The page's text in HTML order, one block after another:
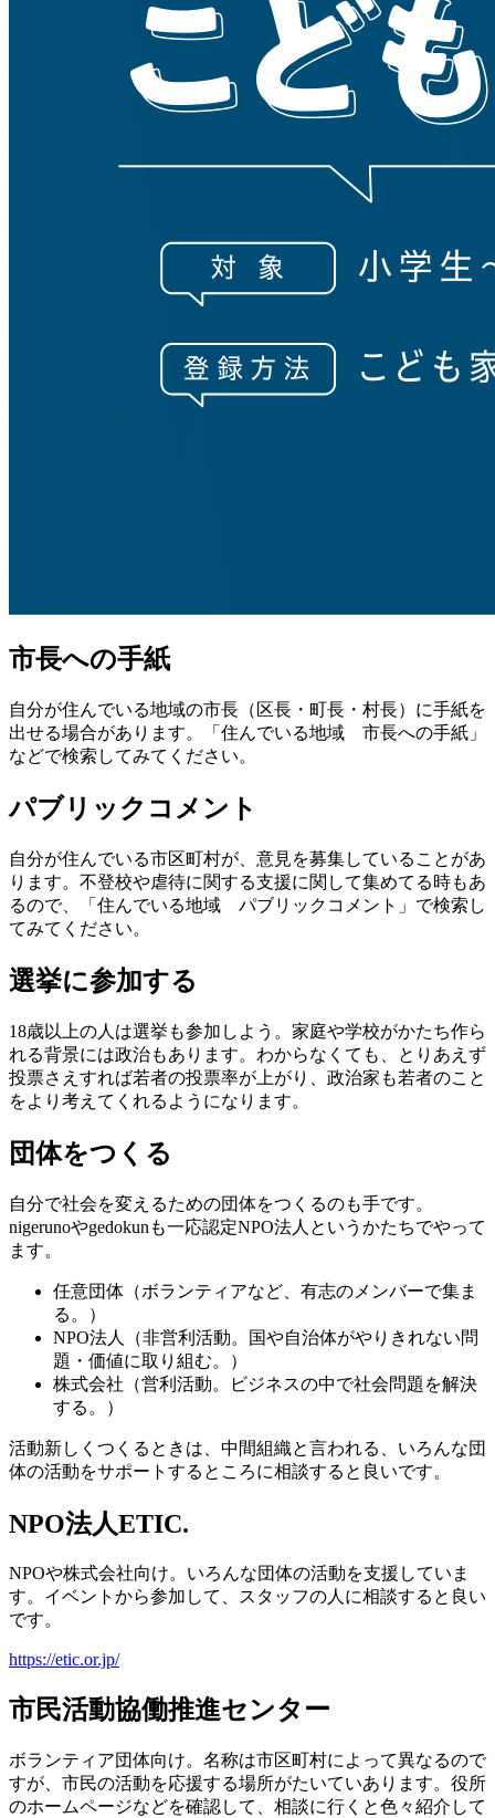
市長への手紙
自分が住んでいる地域の市長（区長・町長・村長）に手紙を
出せる場合があります。「住んでいる地域 市長への手紙」
などで検索してみてください。
パブリックコメント
自分が住んでいる市区町村が、意見を募集していることがあ
ります。不登校や虐待に関する支援に関して集めてる時もあ
るので、「住んでいる地域 パブリックコメント」で検索し
てみてください。
選挙に参加する
18歳以上の人は選挙も参加しよう。家庭や学校がかたち作ら
れる背景には政治もあります。わからなくても、とりあえず
投票さえすれば若者の投票率が上がり、政治家も若者のこと
をより考えてくれるようになります。
団体をつくる
自分で社会を変えるための団体をつくるのも手です。
nigerunoやgedokunも一応認定NPO法人というかたちでやって
ます。
任意団体（ボランティアなど、有志のメンバーで集ま
る。）
NPO法人（非営利活動。国や自治体がやりきれない問
題・価値に取り組む。）
株式会社（営利活動。ビジネスの中で社会問題を解決
する。）
活動新しくつくるときは、中間組織と言われる、いろんな団
体の活動をサポートするところに相談すると良いです。
NPO法人ETIC.
NPOや株式会社向け。いろんな団体の活動を支援していま
す。イベントから参加して、スタッフの人に相談すると良い
です。
https://etic.or.jp/
市民活動協働推進センター
ボランティア団体向け。名称は市区町村によって異なるので
すが、市民の活動を応援する場所がたいていあります。役所
のホームページなどを確認して、相談に行くと色々紹介して